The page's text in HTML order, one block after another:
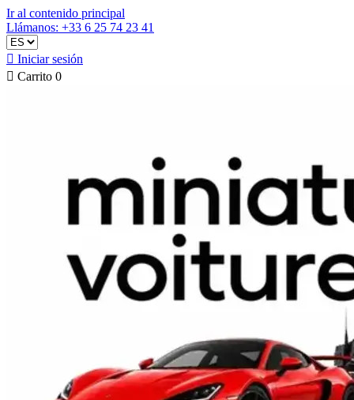
Ir al contenido principal
Llámanos: +33 6 25 74 23 41
 Iniciar sesión
 Carrito 0